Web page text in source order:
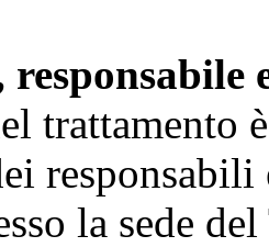
responsabile
trattamento
la sede